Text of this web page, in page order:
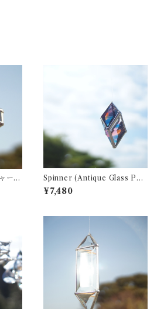
Spinner (Antique Glass PN
K) (サンキャッチャー ・ ウォ
ータープリズム)
¥7,480